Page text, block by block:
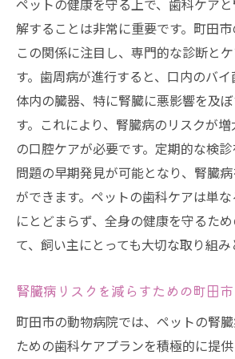
ペットの健康を守る上で、歯科ケア
解することは非常に重要です。町田市
この関係に注目し、専門的な診断と
す。歯周病が進行すると、口内のバ
体内の臓器、特に腎臓に悪影響を及
す。これにより、腎臓病のリスクが
の口腔ケアが必要です。定期的な検診
問題の早期発見が可能となり、腎臓
ができます。ペットの歯科ケアは単
にとどまらず、全身の健康を守るた
て、飼い主にとっても大切な取り組み
腎臓病リスクを減らすための町田
町田市の動物病院では、ペットの腎
ための歯科ケアプランを積極的に提